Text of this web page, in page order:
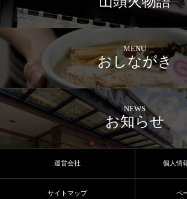
MENU
おしながき
NEWS
お知らせ
運営会社 個人情
サイトマップ ペ